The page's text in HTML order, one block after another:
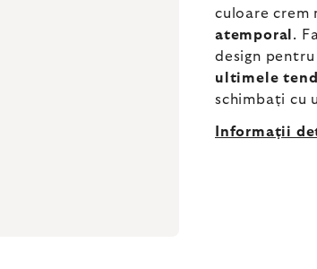
culoare crem
atemporal .
design pentru
ultimele
schimbați cu
Informaţii